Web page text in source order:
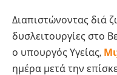
Διαπιστώνοντας διά
δυσλειτουργίες στο
ο υπουργός Υγείας,
ημέρα μετά την